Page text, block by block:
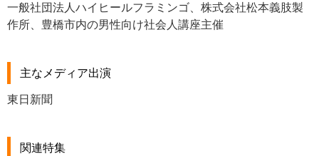
一般社団法人ハイヒールフラミンゴ、株式会社松本義肢製
作所、豊橋市内の男性向け社会人講座主催
主なメディア出演
東日新聞
関連特集